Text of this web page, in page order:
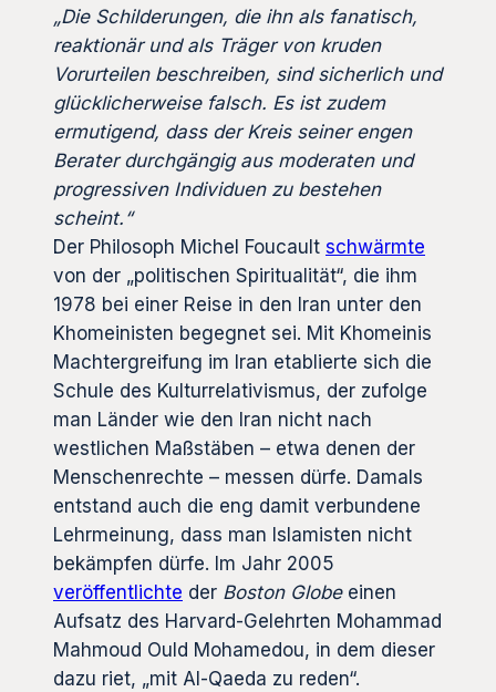
„Die Schilderungen, die ihn als fanatisch,
reaktionär und als Träger von kruden
Vorurteilen beschreiben, sind sicherlich und
glücklicherweise falsch. Es ist zudem
ermutigend, dass der Kreis seiner engen
Berater durchgängig aus moderaten und
progressiven Individuen zu bestehen
scheint.“
Der Philosoph Michel Foucault schwärmte
von der „politischen Spiritualität“, die ihm
1978 bei einer Reise in den Iran unter den
Khomeinisten begegnet sei. Mit Khomeinis
Machtergreifung im Iran etablierte sich die
Schule des Kulturrelativismus, der zufolge
man Länder wie den Iran nicht nach
westlichen Maßstäben – etwa denen der
Menschenrechte – messen dürfe. Damals
entstand auch die eng damit verbundene
Lehrmeinung, dass man Islamisten nicht
bekämpfen dürfe. Im Jahr 2005
veröffentlichte der Boston Globeeinen
Aufsatz des Harvard-Gelehrten Mohammad
Mahmoud Ould Mohamedou, in dem dieser
dazu riet, „mit Al-Qaeda zu reden“.